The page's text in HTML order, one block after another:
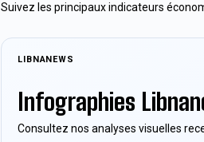
Suivez les principaux indicateurs
LIBNANEWS
Infographies
Consultez nos analyses visuelles